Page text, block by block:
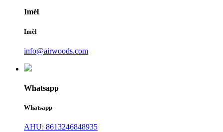
Imèl
Imèl
info@airwoods.com
Whatsapp
Whatsapp
AHU: 8613246848935